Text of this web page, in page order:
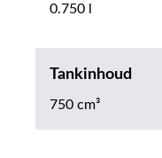
0.750 l
Tankinhoud
750 cm³